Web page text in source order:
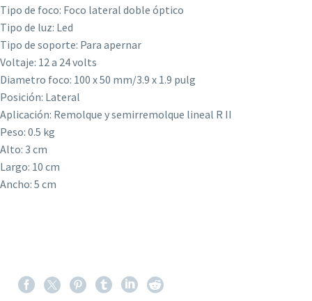
Tipo de foco: Foco lateral doble óptico
Tipo de luz: Led
Tipo de soporte: Para apernar
Voltaje: 12 a 24 volts
Diametro foco: 100 x 50 mm/3.9 x 1.9 pulg
Posición: Lateral
Aplicación: Remolque y semirremolque lineal R II
Peso: 0.5 kg
Alto: 3 cm
Largo: 10 cm
Ancho: 5 cm